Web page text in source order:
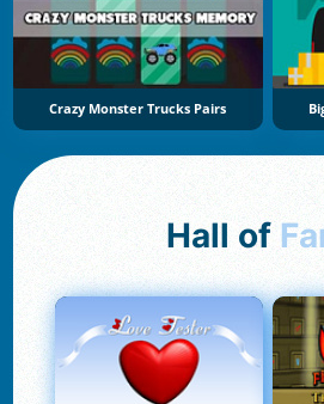
Crazy Monster Trucks Pairs
Hall of